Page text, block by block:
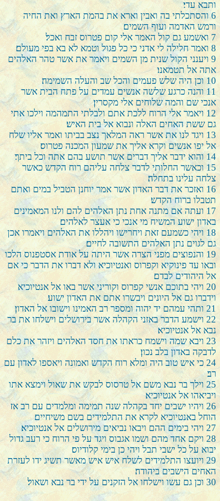
ותבא עדי׃
6 והסתכלתי בה ואבין וארא את בהמת הארץ ואת החיה
ורמש האדמה ועוף השמים׃
7 ואשמע גם קול האמר אלי קום פטרוס זבח ואכל׃
8 ואמר חלילה לי אדני כי כל פגול וטמא לא בא בפי מעולם׃
9 ויענני הקול שנית מן השמים ויאמר את אשר טהר האלהים
אתה אל תטמאנו׃
10 וכן היה שלש פעמים והכל שב והעלה השמימה׃
11 והנה כרגע שלשה אנשים עמדים על פתח הבית אשר
אנכי שם והמה שלוחים אלי מקסרין׃
12 ויאמר אלי הרוח ללכת אתם ולבלתי התמהמה וילכו אתי
גם ששת האחים האלה ונבוא אל בית האיש׃
13 ויגד לנו את אשר ראה המלאך נצב בביתו ואמר אליו שלח
אל יפו אנשים וקרא אליך את שמעון המכנה פטרוס׃
14 והוא ידבר אליך דברים אשר תושע בהם אתה וכל ביתך׃
15 וכאשר החלותי לדבר צלחה עליהם רוח הקדש כאשר
צלחה עלינו בתחלה׃
16 ואזכר את דבר האדון אשר אמר יוחנן הטביל במים ואתם
תטבלו ברוח הקדש׃
17 ועתה אם מתנה אחת נתן האלהים להם ולנו המאמינים
באדון ישוע המשיח מי אנכי כי אעצר לאלהים׃
18 ויהי כשמעם זאת ויחרישו ויהללו את האלהים ויאמרו אכן
גם לגוים נתן האלהים התשובה לחיים׃
19 והנפוצים מפני הצרה אשר היתה על אודת אסטפנוס הלכו
ובאו עד פינוקיא וקפרוס ואנטיוכיא ולא דברו את הדבר כי אם
אל היהודים לבדם׃
20 ויהי בתוכם אנשי קפרוס וקוריני אשר באו אל אנטיוכיא
וידברו גם אל היונים ויבשרו אתם את האדון ישוע׃
21 ותהי עמהם יד יהוה ומספר רב האמינו וישובו אל האדון׃
22 וישמע הדבר באזני הקהלה אשר בירושלים וישלחו את בר
נבא אל אנטיוכיא׃
23 ויבא שמה וישמח כראתו את חסד האלהים ויזהר את כלם
לדבקה באדון בלב נכון׃
24 כי איש טוב היה ומלא רוח הקדש ואמונה ויאספו לאדון עם
רב׃
25 וילך בר נבא משם אל טרסוס לבקש את שאול וימצא אתו
ויביאהו אל אנטיוכיא׃
26 ויהיו ישבים יחד בקהלה שנה תמימה ומלמדים עם רב אז
הוחל באנטיוכיא לקרא את התלמידים בשם משיחיים׃
27 ויהי בימים ההם ויבאו נביאים מירושלים אל אנטיוכיא׃
28 ויקם אחד מהם ושמו אגבוס ויגד על פי הרוח כי רעב גדול
יבוא על כל ישבי תבל ויהי כן בימי קלודיוס׃
29 ויועצו התלמידים לשלח איש איש מאשר תשיג ידו לעזרת
האחים הישבים ביהודה׃
30 וכן גם עשו וישלחו אל הזקנים על ידי בר נבא ושאול׃